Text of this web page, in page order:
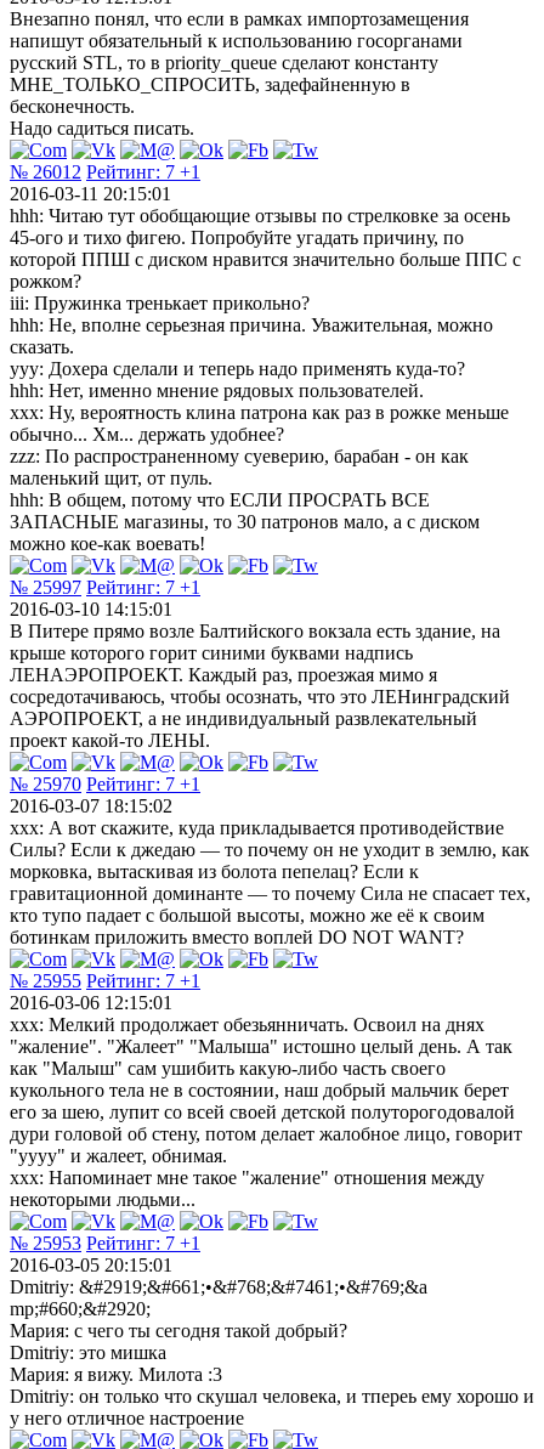
Внезапно понял, что если в рамках импортозамещения
напишут обязательный к использованию госорганами
русский STL, то в priority_queue сделают константу
МНЕ_ТОЛЬКО_СПРОСИТЬ, задефайненную в
бесконечность.
Надо садиться писать.
№ 26012 Рейтинг: 7 +1
2016-03-11 20:15:01
hhh: Читаю тут обобщающие отзывы по стрелковке за осень
45-ого и тихо фигею. Попробуйте угадать причину, по
которой ППШ с диском нравится значительно больше ППС с
рожком?
iii: Пружинка тренькает прикольно?
hhh: Не, вполне серьезная причина. Уважительная, можно
сказать.
yyy: Дохера сделали и теперь надо применять куда-то?
hhh: Нет, именно мнение рядовых пользователей.
xxx: Ну, вероятность клина патрона как раз в рожке меньше
обычно... Хм... держать удобнее?
zzz: По распространенному суеверию, барабан - он как
маленький щит, от пуль.
hhh: В общем, потому что ЕСЛИ ПРОСРАТЬ ВСЕ
ЗАПАСНЫЕ магазины, то 30 патронов мало, а с диском
можно кое-как воевать!
№ 25997 Рейтинг: 7 +1
2016-03-10 14:15:01
В Питере прямо возле Балтийского вокзала есть здание, на
крыше которого горит синими буквами надпись
ЛЕНАЭРОПРОЕКТ. Каждый раз, проезжая мимо я
сосредотачиваюсь, чтобы осознать, что это ЛЕНинградский
АЭРОПРОЕКТ, а не индивидуальный развлекательный
проект какой-то ЛЕНЫ.
№ 25970 Рейтинг: 7 +1
2016-03-07 18:15:02
xxx: А вот скажите, куда прикладывается противодействие
Силы? Если к джедаю — то почему он не уходит в землю, как
морковка, вытаскивая из болота пепелац? Если к
гравитационной доминанте — то почему Сила не спасает тех,
кто тупо падает с большой высоты, можно же её к своим
ботинкам приложить вместо воплей DO NOT WANT?
№ 25955 Рейтинг: 7 +1
2016-03-06 12:15:01
ххх: Мелкий продолжает обезьянничать. Освоил на днях
"жаление". "Жалеет" "Малыша" истошно целый день. А так
как "Малыш" сам ушибить какую-либо часть своего
кукольного тела не в состоянии, наш добрый мальчик берет
его за шею, лупит со всей своей детской полуторогодовалой
дури головой об стену, потом делает жалобное лицо, говорит
"уууу" и жалеет, обнимая.
ххх: Напоминает мне такое "жаление" отношения между
некоторыми людьми...
№ 25953 Рейтинг: 7 +1
2016-03-05 20:15:01
Dmitriy: &#2919;&#661;•&#768;&#7461;•&#769;&a
mp;#660;&#2920;
Мария: с чего ты сегодня такой добрый?
Dmitriy: это мишка
Мария: я вижу. Милота :3
Dmitriy: он только что скушал человека, и тпереь ему хорошо и
у него отличное настроение